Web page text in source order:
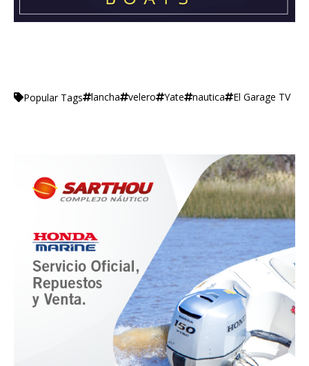
Popular Tags lancha velero Yate nautica El Garage TV